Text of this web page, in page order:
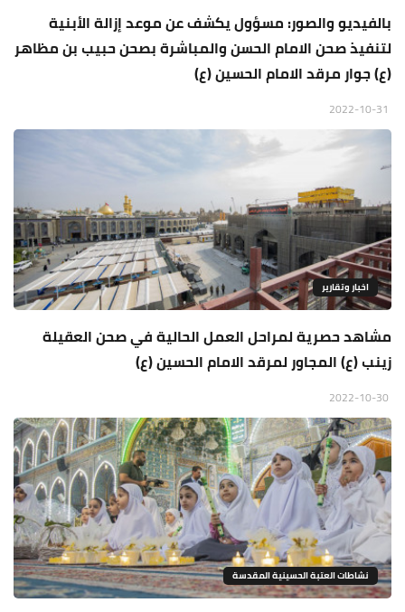
بالفيديو والصور: مسؤول يكشف عن موعد إزالة الأبنية
لتنفيذ صحن الامام الحسن والمباشرة بصحن حبيب بن مظاهر
(ع) جوار مرقد الامام الحسين (ع)
اخبار وتقارير
مشاهد حصرية لمراحل العمل الحالية في صحن العقيلة
زينب (ع) المجاور لمرقد الامام الحسين (ع)
نشاطات العتبة الحسينية المقدسة